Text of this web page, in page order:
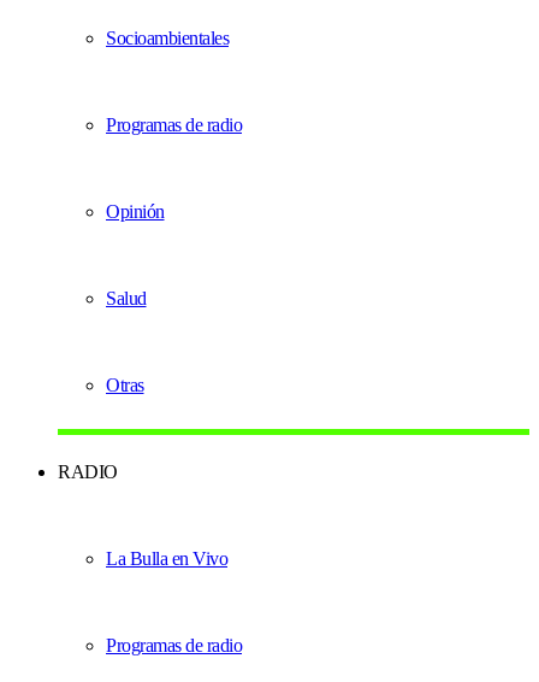
Socioambientales
Programas de radio
Opinión
Salud
Otras
RADIO
La Bulla en Vivo
Programas de radio